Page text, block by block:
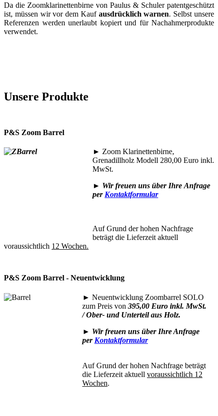
Da die Zoomklarinettenbirne von Paulus & Schuler patentgeschützt
ist, müssen wir vor dem Kauf ausdrücklich warnen. Selbst unsere
Referenzen werden unerlaubt kopiert und für Nachahmerprodukte
verwendet.
Unsere Produkte
P&S Zoom Barrel
► Zoom Klarinettenbirne,
Grenadillholz Modell 280,00 Euro inkl.
MwSt.
► Wir freuen uns über Ihre Anfrage
per Kontaktformular
Auf Grund der hohen Nachfrage
beträgt die Lieferzeit aktuell
voraussichtlich 12 Wochen.
P&S Zoom Barrel - Neuentwicklung
► Neuentwicklung Zoombarrel SOLO
zum Preis von 395,00 Euro inkl. MwSt.
/ Ober- und Unterteil aus Holz.
► Wir freuen uns über Ihre Anfrage
per Kontaktformular
Auf Grund der hohen Nachfrage beträgt
die Lieferzeit aktuell voraussichtlich 12
Wochen.